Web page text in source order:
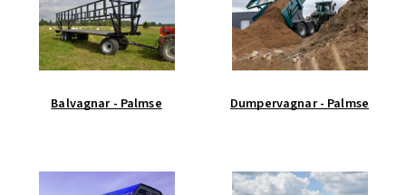
Balvagnar - Palmse Dumpervagnar - Palmse